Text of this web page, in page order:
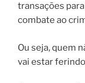
transações
combate ao
Ou seja, quem
vai estar